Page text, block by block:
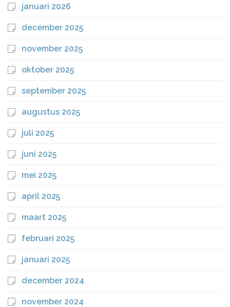
januari 2026
december 2025
november 2025
oktober 2025
september 2025
augustus 2025
juli 2025
juni 2025
mei 2025
april 2025
maart 2025
februari 2025
januari 2025
december 2024
november 2024